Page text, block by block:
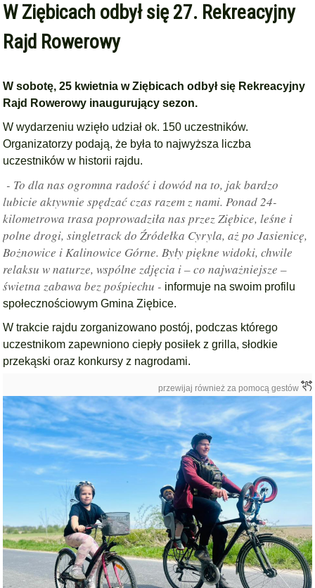
W Ziębicach odbył się 27. Rekreacyjny
Rajd Rowerowy
W sobotę, 25 kwietnia w Ziębicach odbył się Rekreacyjny
Rajd Rowerowy inaugurujący sezon.
W wydarzeniu wzięło udział ok. 150 uczestników.
Organizatorzy podają, że była to najwyższa liczba
uczestników w historii rajdu.
- To dla nas ogromna radość i dowód na to, jak bardzo
lubicie aktywnie spędzać czas razem z nami. Ponad 24-
kilometrowa trasa poprowadziła nas przez Ziębice, leśne i
polne drogi, singletrack do Źródełka Cyryla, aż po Jasienicę,
Bożnowice i Kalinowice Górne. Były piękne widoki, chwile
relaksu w naturze, wspólne zdjęcia i – co najważniejsze –
świetna zabawa bez pośpiechu - informuje na swoim profilu
społecznościowym Gmina Ziębice.
W trakcie rajdu zorganizowano postój, podczas którego
uczestnikom zapewniono ciepły posiłek z grilla, słodkie
przekąski oraz konkursy z nagrodami.
przewijaj również za pomocą gestów